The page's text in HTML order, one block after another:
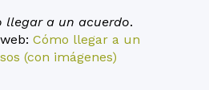
llegar a un acuerdo.
Cómo llegar a un
(con imágenes)